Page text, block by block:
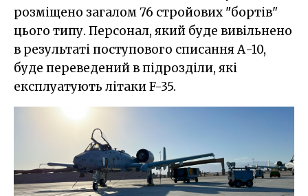
розміщено загалом 76 стройових "бортів"
цього типу. Персонал, який буде вивільнено
в результаті поступового списання А-10,
буде переведений в підрозділи, які
експлуатують літаки F-35.